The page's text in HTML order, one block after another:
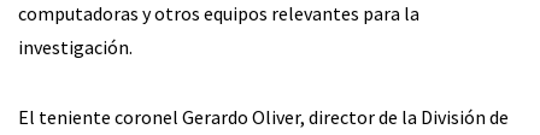
computadoras y otros equipos relevantes para la
investigación.
El teniente coronel Gerardo Oliver, director de la División de